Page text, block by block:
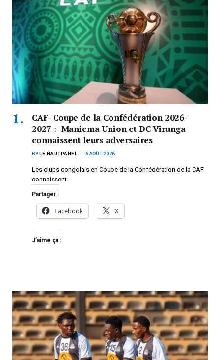
CAF- Coupe de la Confédération 2026-
2027 : Maniema Union et DC Virunga
connaissent leurs adversaires
BY LE HAUTPANEL 6 AOÛT 2026
Les clubs congolais en Coupe de la Confédération de la CAF
connaissent…
Partager :
Facebook X
J’aime ça :